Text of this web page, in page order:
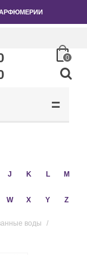
0
J K L M
W X Y Z
воды
/